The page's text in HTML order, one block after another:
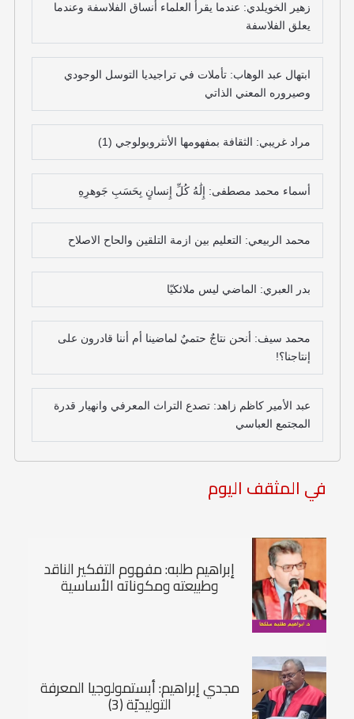
زهير الخويلدي: عندما يقرأ العلماء أنساق الفلاسفة وعندما
يعلق الفلاسفة
ابتهال عبد الوهاب: تأملات في تراجيديا التوسل الوجودي
وصيروره المعني الذاتي
مراد غريبي: الثقافة بمفهومها الأنثروبولوجي (1)
أسماء محمد مصطفى: إِلَٰهُ كُلِّ إِنسانٍ بِحَسَبِ جَوهرِهِ
محمد الربيعي: التعليم بين ازمة التلقين والحاح الاصلاح
بدر العبري: الماضي ليس ملائكيّا
محمد سيف: أنحن نتاجٌ حتميٌ لماضينا أم أننا قادرون على
إنتاجنا؟!
عبد الأمير كاظم زاهد: تصدع التراث المعرفي وانهيار قدرة
المجتمع العباسي
في المثقف اليوم
إبراهيم طلبه: مفهوم التفكير الناقد
وطبيعته ومكوناته الأساسية
مجدي إبراهيم: أبستمولوجيا المعرفة
التوليديّة (3)